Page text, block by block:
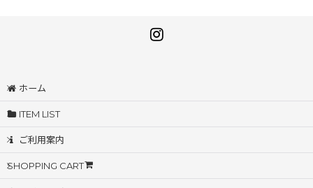
ホーム
ITEM LIST
ご利用案内
SHOPPING CART